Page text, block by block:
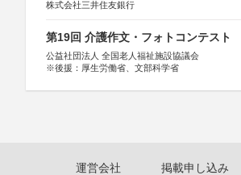
株式会社三井住友銀行
第19回 介護作文・フォトコンテスト
公益社団法人 全国老人福祉施設協議会
※後援：厚生労働省、文部科学省
運営会社 掲載申し込み